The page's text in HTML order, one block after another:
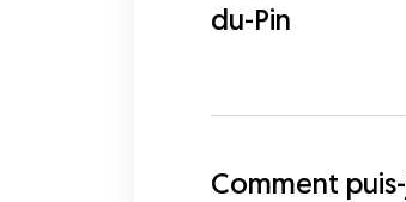
du-Pin
Comment